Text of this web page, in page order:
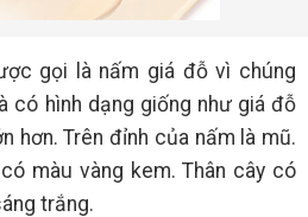
gọi là nấm giá đỗ vì chúng
có hình dạng giống như giá đỗ
hơn. Trên đỉnh của nấm là mũ.
màu vàng kem. Thân cây có
trắng.